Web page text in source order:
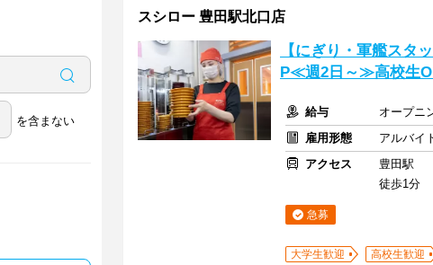
を含まない
スシロー 豊田駅北口店
【にぎり・軍艦スタ
P≪週2日～≫高校生
給与
オープニ
雇用形態
アルバイ
アクセス
豊田駅
徒歩1分
急募
大学生歓迎 高校生歓迎